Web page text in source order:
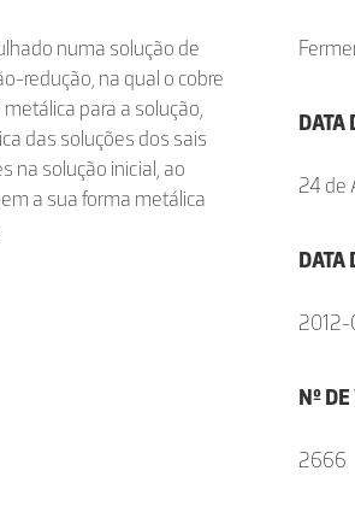
numa solução de
redução, na qual o cobre
para a solução,
das soluções dos sais
na solução inicial, ao
a sua forma metálica
DATA
24 de
DATA
Nº
2666